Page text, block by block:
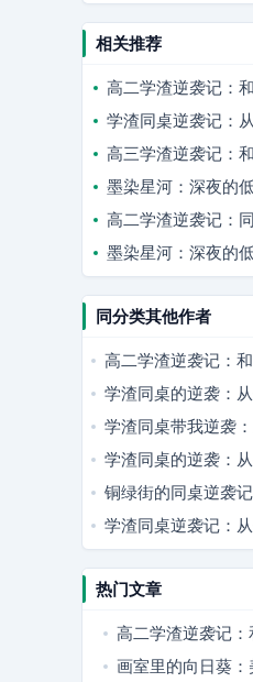
相关推荐
高二学渣逆袭记：
学渣同桌逆袭记：
高三学渣逆袭记：
墨染星河：深夜的
高二学渣逆袭记：
墨染星河：深夜的
同分类其他作者
高二学渣逆袭记：
学渣同桌的逆袭：
学渣同桌带我逆袭
学渣同桌的逆袭：
铜绿街的同桌逆袭
学渣同桌逆袭记：
热门文章
高二学渣逆袭记
之路
画室里的向日葵